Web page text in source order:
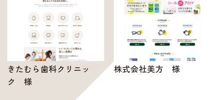
きたむら歯科クリニッ
ク 様
株式会社美方 様